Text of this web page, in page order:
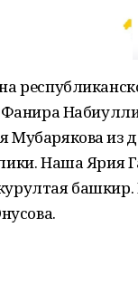
Фанира
из
Наша Ярия